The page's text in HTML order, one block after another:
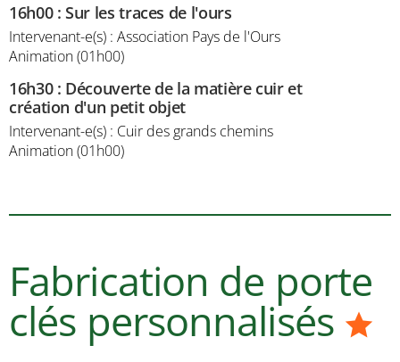
16h00:Sur les traces de l'ours
Intervenant-e(s) : Association Pays de l'Ours
Animation (01h00)
16h30: Découverte de la matière cuir et
création d'un petit objet
Intervenant-e(s) : Cuir des grands chemins
Animation (01h00)
Fabrication de porte
clés personnalisés